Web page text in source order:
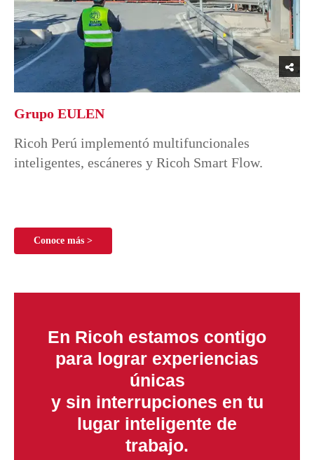
Grupo EULEN
Ricoh Perú implementó multifuncionales
inteligentes, escáneres y Ricoh Smart Flow.
Conoce más >
En Ricoh estamos contigo
para lograr experiencias
únicas
y sin interrupciones en tu
lugar inteligente de
trabajo.